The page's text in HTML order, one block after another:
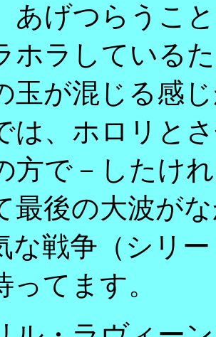
あげつらうこ
ホラしている
玉が混じる感
は、ホロリと
方で－したけ
最後の大波が
な戦争（シリ
ってます。